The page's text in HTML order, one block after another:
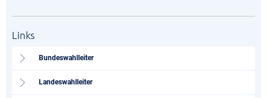
Links
Bundeswahlleiter
Landeswahlleiter